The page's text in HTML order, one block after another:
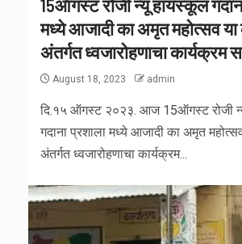
15ऑगस्ट रोजी न्यू हायस्कूल
मध्ये आजादी का अमृत महोत्सव या
अंतर्गत ध्वजारोहणाचा कार्यक्रम
August 18, 2023 admin
दि.१५ ऑगस्ट २०२३. आज 15ऑगस्ट रोजी
गदाना प्रशाला मध्ये आजादी का अमृत
अंतर्गत ध्वजारोहणाचा कार्यक्रम...